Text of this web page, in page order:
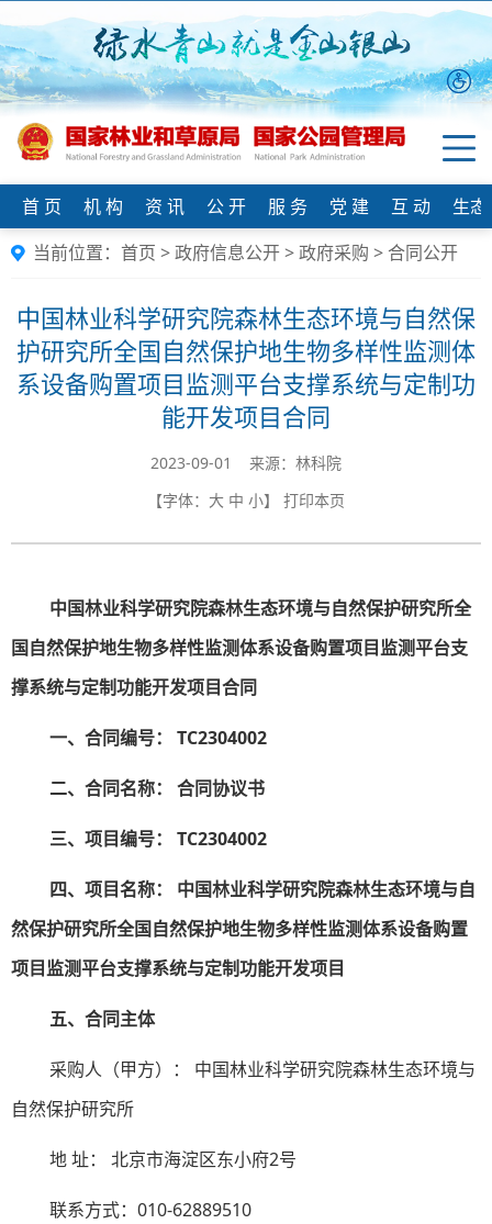
首 页 机 构 资 讯 公 开 服 务 党 建 互 动
生
当前位置： 首页 >政府信息公开>政府采购 > 合同公开
中国林业科学研究院森林生态环境与自然保
护研究所全国自然保护地生物多样性监测体
系设备购置项目监测平台支撑系统与定制功
能开发项目合同
2023-09-01 来源：林科院
【字体： 大 中 小】 打印本页
中国林业科学研究院森林生态环境与自然保护研究所全
国自然保护地生物多样性监测体系设备购置项目监测平台支
撑系统与定制功能开发项目合同
一、合同编号： TC2304002
二、合同名称： 合同协议书
三、项目编号： TC2304002
四、项目名称：
中国林业科学研究院森林生态环境与自
然保护研究所全国自然保护地生物多样性监测体系设备购置
项目监测平台支撑系统与定制功能开发项目
五、合同主体
采购人（甲方）：
中国林业科学研究院森林生态环境与
自然保护研究所
地址： 北京市海淀区东小府2号
联系方式： 010-62889510